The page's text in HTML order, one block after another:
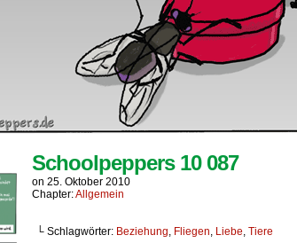
Schoolpeppers 10 087
on 25. Oktober 2010
Chapter:Allgemein
└ Schlagwörter: Beziehung, Fliegen, Liebe, Tiere